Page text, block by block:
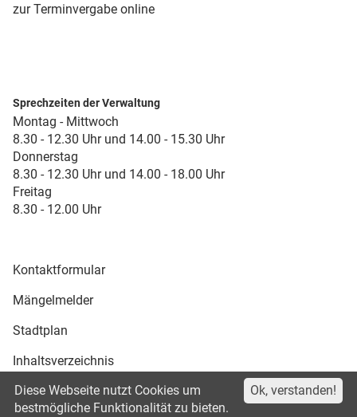
zur Terminvergabe online
Sprechzeiten der Verwaltung
Montag - Mittwoch
8.30 - 12.30 Uhr und 14.00 - 15.30 Uhr
Donnerstag
8.30 - 12.30 Uhr und 14.00 - 18.00 Uhr
Freitag
8.30 - 12.00 Uhr
Kontaktformular
Mängelmelder
Stadtplan
Inhaltsverzeichnis
Druckansicht
Ok, verstanden!
Diese Webseite nutzt Cookies um
bestmögliche Funktionalität zu bieten.